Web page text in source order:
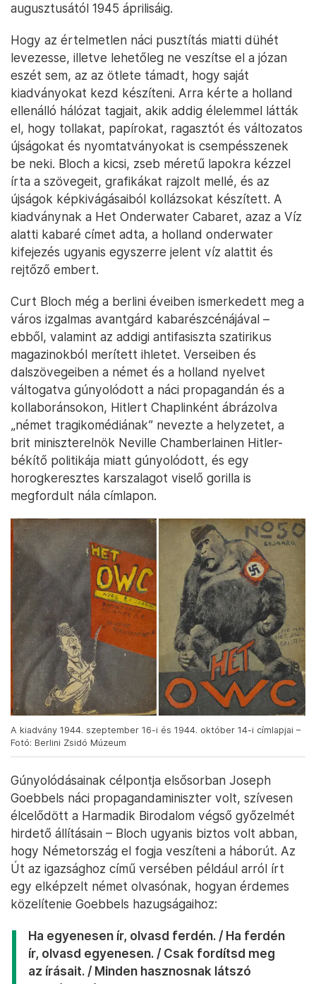
augusztusától 1945 áprilisáig.
Hogy az értelmetlen náci pusztítás miatti dühét
levezesse, illetve lehetőleg ne veszítse el a józan
eszét sem, az az ötlete támadt, hogy saját
kiadványokat kezd készíteni. Arra kérte a holland
ellenálló hálózat tagjait, akik addig élelemmel látták
el, hogy tollakat, papírokat, ragasztót és változatos
újságokat és nyomtatványokat is csempésszenek
be neki. Bloch a kicsi, zseb méretű lapokra kézzel
írta a szövegeit, grafikákat rajzolt mellé, és az
újságok képkivágásaiból kollázsokat készített. A
kiadványnak a Het Onderwater Cabaret, azaz a Víz
alatti kabaré címet adta, a holland onderwater
kifejezés ugyanis egyszerre jelent víz alattit és
rejtőző embert.
Curt Bloch még a berlini éveiben ismerkedett meg a
város izgalmas avantgárd kabarészcénájával –
ebből, valamint az addigi antifasiszta szatirikus
magazinokból merített ihletet. Verseiben és
dalszövegeiben a német és a holland nyelvet
váltogatva gúnyolódott a náci propagandán és a
kollaboránsokon, Hitlert Chaplinként ábrázolva
„német tragikomédiának” nevezte a helyzetet, a
brit miniszterelnök Neville Chamberlainen Hitler-
békítő politikája miatt gúnyolódott, és egy
horogkeresztes karszalagot viselő gorilla is
megfordult nála címlapon.
A kiadvány 1944. szeptember 16-i és 1944. október 14-i címlapjai –
Fotó: Berlini Zsidó Múzeum
Gúnyolódásainak célpontja elsősorban Joseph
Goebbels náci propagandaminiszter volt, szívesen
élcelődött a Harmadik Birodalom végső győzelmét
hirdető állításain – Bloch ugyanis biztos volt abban,
hogy Németország el fogja veszíteni a háborút. Az
Út az igazsághoz című versében például arról írt
egy elképzelt német olvasónak, hogyan érdemes
közelítenie Goebbels hazugságaihoz:
Ha egyenesen ír, olvasd ferdén. / Ha ferdén
ír, olvasd egyenesen. / Csak fordítsd meg
az írásait. / Minden hasznosnak látszó